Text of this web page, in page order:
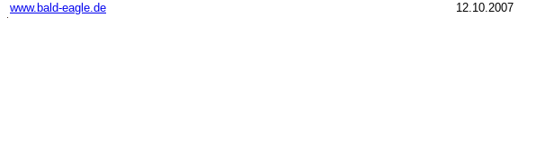
www.bald-eagle.de
12.10.2007